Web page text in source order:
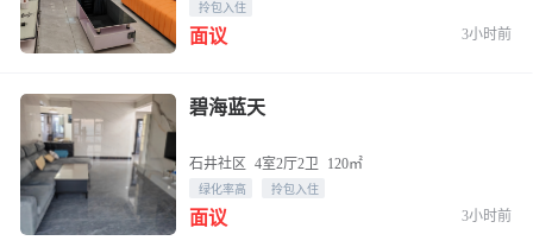
拎包入住
面议 3小时前
碧海蓝天
石井社区 4室2厅2卫 120㎡
绿化率高 拎包入住
面议 3小时前